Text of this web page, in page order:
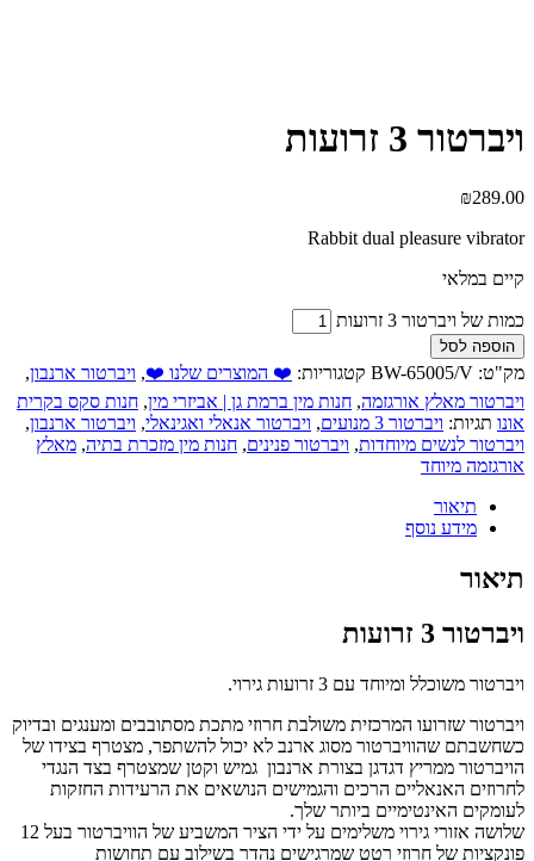
ויברטור 3 זרועות
₪289.00
Rabbit dual pleasure vibrator
קיים במלאי
כמות של ויברטור 3 זרועות
הוספה לסל
מק"ט: BW-65005/V קטגוריות: ❤️ המוצרים שלנו ❤️, ויברטור ארנבון,
ויברטור מאלץ אורגזמה, חנות מין ברמת גן | אביזרי מין, חנות סקס בקרית
אונו תגיות: ויברטור 3 מנועים , ויברטור אנאלי ואגינאלי, ויברטור ארנבון,
ויברטור לנשים מיוחדות, ויברטור פנינים, חנות מין מזכרת בתיה, מאלץ
אורגזמה מיוחד
תיאור
מידע נוסף
תיאור
ויברטור 3 זרועות
ויברטור משוכלל ומיוחד עם 3 זרועות גירוי.
ויברטור שזרועו המרכזית משולבת חרוזי מתכת מסתובבים ומענגים ובדיוק
כשחשבתם שהוויברטור מסוג ארנב לא יכול להשתפר, מצטרף בצידו של
הויברטור ממריץ דגדגן בצורת ארנבון גמיש וקטן שמצטרף בצד הנגדי
לחרוזים האנאליים הרכים והגמישים הנושאים את הרעידות החזקות
לעומקים האינטימיים ביותר שלך.
שלושה אזורי גירוי משלימים על ידי הציר המשביע של הוויברטור בעל 12
פונקציות של חרוזי רטט שמרגישים נהדר בשילוב עם תחושות